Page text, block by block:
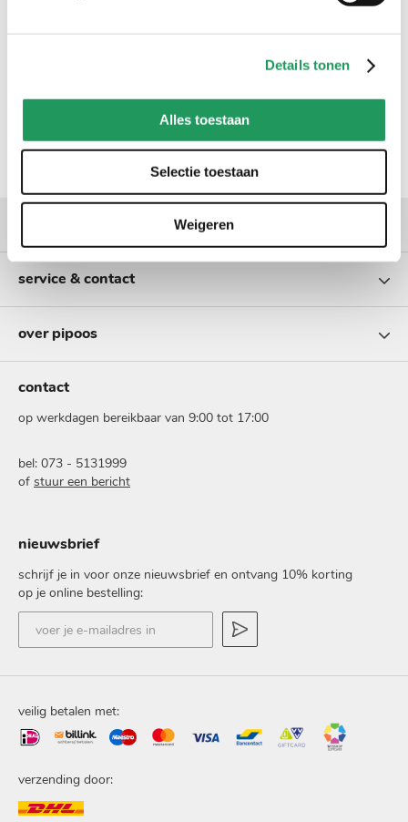
Details tonen
Alles toestaan
Selectie toestaan
Weigeren
contact
op werkdagen bereikbaar van 9:00 tot 17:00
bel: 073 - 5131999
of stuur een bericht
nieuwsbrief
schrijf je in voor onze nieuwsbrief en ontvang 10% korting
op je online bestelling:
mailadres
service & contact
over pipoos
veilig betalen met:
verzending door: